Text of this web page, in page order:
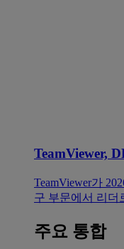
TeamViewer,
TeamViewer가
구 부문에서 리더
주요 통합